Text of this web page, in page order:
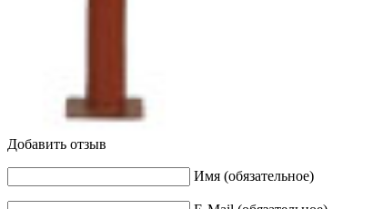
Добавить отзыв
Имя (обязательное)